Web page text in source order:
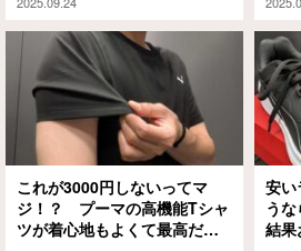
これが3000円しないってマ
ジ！？ プーマの高機能Tシャ
ツが着心地もよくて最高だっ
安い
う
結果